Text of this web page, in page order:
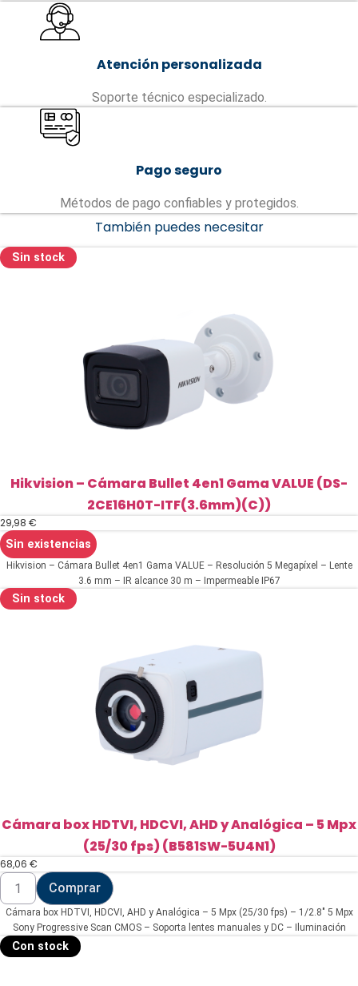
Atención personalizada
Soporte técnico especializado.
Pago seguro
Métodos de pago confiables y protegidos.
También puedes necesitar
Sin stock
Hikvision – Cámara Bullet 4en1 Gama VALUE (DS-
2CE16H0T-ITF(3.6mm)(C))
29,98 €
Sin existencias
Hikvision – Cámara Bullet 4en1 Gama VALUE – Resolución 5 Megapíxel – Lente
3.6 mm – IR alcance 30 m – Impermeable IP67
Sin stock
Cámara box HDTVI, HDCVI, AHD y Analógica – 5 Mpx
(25/30 fps) (B581SW-5U4N1)
68,06 €
Cámara
box
HDTVI,
HDCVI,
AHD
y
Analógica
Comprar
Cámara box HDTVI, HDCVI, AHD y Analógica – 5 Mpx (25/30 fps) – 1/2.8" 5 Mpx
Sony Progressive Scan CMOS – Soporta lentes manuales y DC – Iluminación
mínima 0.01 Lux Color/ 0 Lux IR ON – Menú OSD con WDR real | Starlight
Con stock